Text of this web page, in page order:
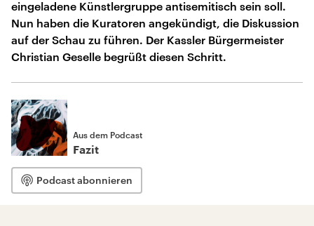
eingeladene Künstlergruppe antisemitisch sein soll.
Nun haben die Kuratoren angekündigt, die Diskussion
auf der Schau zu führen. Der Kassler Bürgermeister
Christian Geselle begrüßt diesen Schritt.
Aus dem Podcast
Fazit
Podcast abonnieren